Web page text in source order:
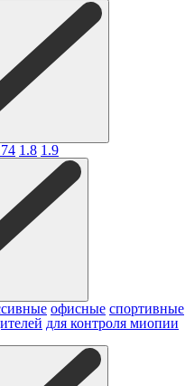
1.8 1.9
офисные спортивные
для контроля миопии